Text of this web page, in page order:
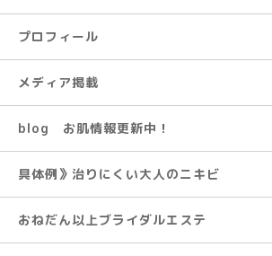
プロフィール
メディア掲載
blog お肌情報更新中！
具体例》治りにくい大人のニキビ
おねだん以上ブライダルエステ